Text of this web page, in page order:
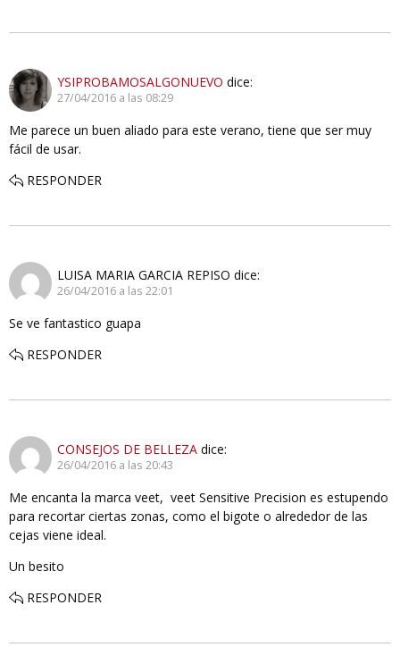
YSIPROBAMOSALGONUEVO dice:
27/04/2016 a las 08:29
Me parece un buen aliado para este verano, tiene que ser muy
fácil de usar.
RESPONDER
LUISA MARIA GARCIA REPISO dice:
26/04/2016 a las 22:01
Se ve fantastico guapa
RESPONDER
CONSEJOS DE BELLEZA dice:
26/04/2016 a las 20:43
Me encanta la marca veet, veet Sensitive Precision es estupendo
para recortar ciertas zonas, como el bigote o alrededor de las
cejas viene ideal.
Un besito
RESPONDER